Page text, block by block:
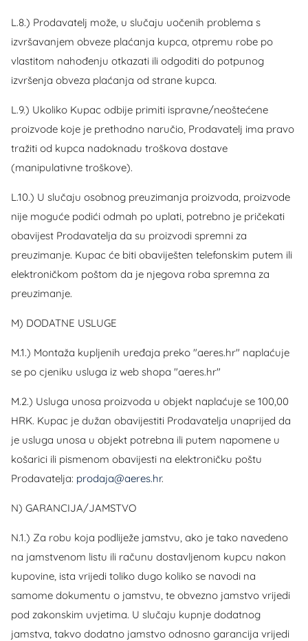
L.8.) Prodavatelj može, u slučaju uočenih problema s
izvršavanjem obveze plaćanja kupca, otpremu robe po
vlastitom nahođenju otkazati ili odgoditi do potpunog
izvršenja obveza plaćanja od strane kupca.
L.9.) Ukoliko Kupac odbije primiti ispravne/neoštećene
proizvode koje je prethodno naručio, Prodavatelj ima pravo
tražiti od kupca nadoknadu troškova dostave
(manipulativne troškove).
L.10.) U slučaju osobnog preuzimanja proizvoda, proizvode
nije moguće podići odmah po uplati, potrebno je pričekati
obavijest Prodavatelja da su proizvodi spremni za
preuzimanje. Kupac će biti obaviješten telefonskim putem ili
elektroničkom poštom da je njegova roba spremna za
preuzimanje.
M) DODATNE USLUGE
M.1.) Montaža kupljenih uređaja preko "aeres.hr" naplaćuje
se po cjeniku usluga iz web shopa "aeres.hr"
M.2.) Usluga unosa proizvoda u objekt naplaćuje se 100,00
HRK. Kupac je dužan obavijestiti Prodavatelja unaprijed da
je usluga unosa u objekt potrebna ili putem napomene u
košarici ili pismenom obavijesti na elektroničku poštu
Prodavatelja: prodaja@aeres.hr.
N) GARANCIJA/JAMSTVO
N.1.) Za robu koja podliježe jamstvu, ako je tako navedeno
na jamstvenom listu ili računu dostavljenom kupcu nakon
kupovine, ista vrijedi toliko dugo koliko se navodi na
samome dokumentu o jamstvu, te obvezno jamstvo vrijedi
pod zakonskim uvjetima. U slučaju kupnje dodatnog
jamstva, takvo dodatno jamstvo odnosno garancija vrijedi